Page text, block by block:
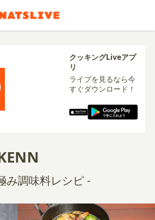
クッキングLiveアプ
リ
ライブを見るなら今
すぐダウンロード！
み調味料レシピ -